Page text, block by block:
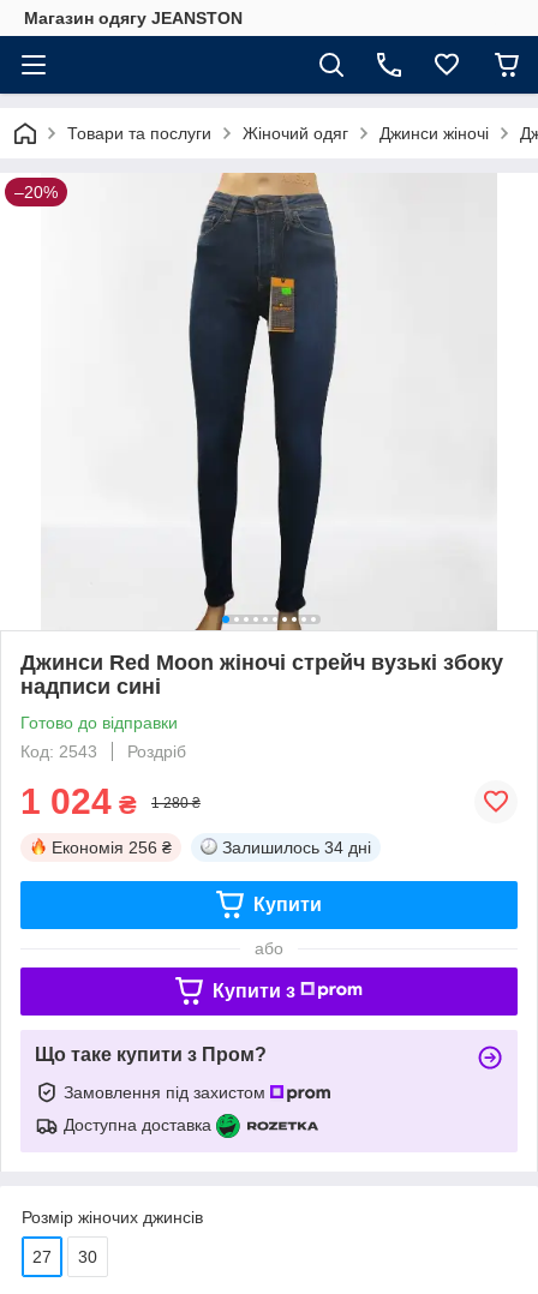
Магазин одягу JEANSTON
Товари та послуги Жіночий одяг Джинси жіночі
–20%
Джинси Red Moon жіночі стрейч вузькі збоку
надписи сині
Готово до відправки
Код: 2543
Роздріб
1 024 ₴ 1 280 ₴
Економія 256 ₴ Залишилось 34 дні
Купити
або
Купити з
Що таке купити з Пром?
Замовлення під захистом
Доступна доставка
Розмір жіночих джинсів
27 30